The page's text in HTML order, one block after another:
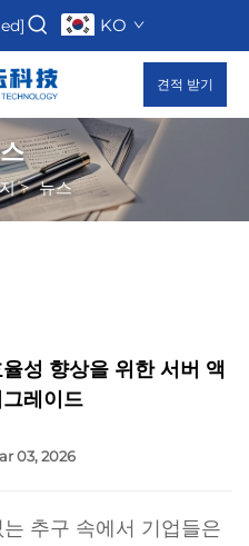
KO
견적 받기
>뉴스
성 향상을 위한 서버 액
레이드
03, 2026
추구 속에서 기업들은